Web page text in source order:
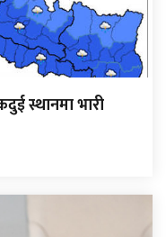
स्थानमा भारी